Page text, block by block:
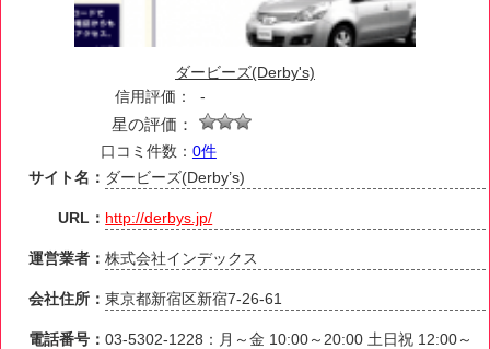
ダービーズ(Derby's)
信用評価：
-
星の評価：
口コミ件数： 0件
サイト名： ダービーズ(Derby’s)
URL： http://derbys.jp/
運営業者：株式会社インデックス
会社住所：東京都新宿区新宿7-26-61
電話番号：03-5302-1228：月～金 10:00～20:00 土日祝 12:00～